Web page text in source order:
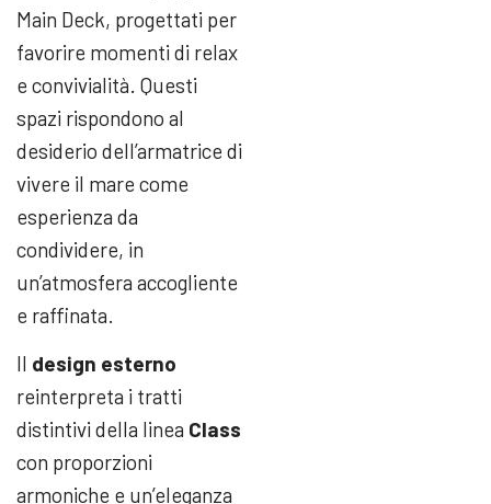
Main Deck, progettati per
favorire momenti di relax
e convivialità. Questi
spazi rispondono al
desiderio dell’armatrice di
vivere il mare come
esperienza da
condividere, in
un’atmosfera accogliente
e raffinata.
Il design esterno
reinterpreta i tratti
distintivi della linea Class
con proporzioni
armoniche e un’eleganza